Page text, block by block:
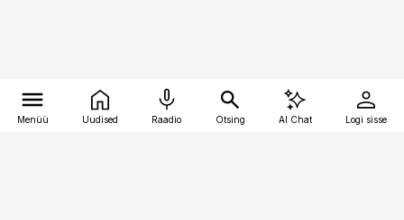
Menüü Uudised Raadio Otsing AI Chat Logi sisse